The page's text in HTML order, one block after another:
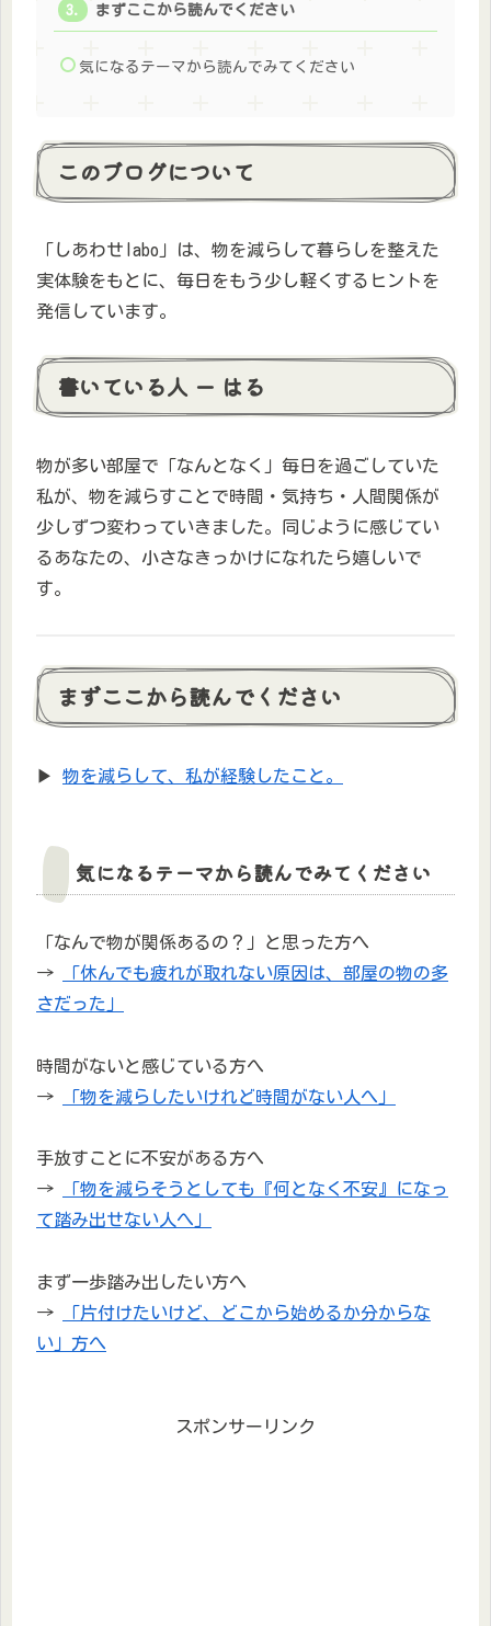
まずここから読んでください
気になるテーマから読んでみてください
このブログについて
「しあわせlabo」は、物を減らして暮らしを整えた
実体験をもとに、毎日をもう少し軽くするヒントを
発信しています。
書いている人 ー はる
物が多い部屋で「なんとなく」毎日を過ごしていた
私が、物を減らすことで時間・気持ち・人間関係が
少しずつ変わっていきました。同じように感じてい
るあなたの、小さなきっかけになれたら嬉しいで
す。
まずここから読んでください
▶ 物を減らして、私が経験したこと。
気になるテーマから読んでみてください
「なんで物が関係あるの？」と思った方へ
→
「休んでも疲れが取れない原因は、部屋の物の多
さだった」
時間がないと感じている方へ
→
「物を減らしたいけれど時間がない人へ」
手放すことに不安がある方へ
→
「物を減らそうとしても『何となく不安』になっ
て踏み出せない人へ」
まず一歩踏み出したい方へ
→
「片付けたいけど、どこから始めるか分からな
い」方へ
スポンサーリンク